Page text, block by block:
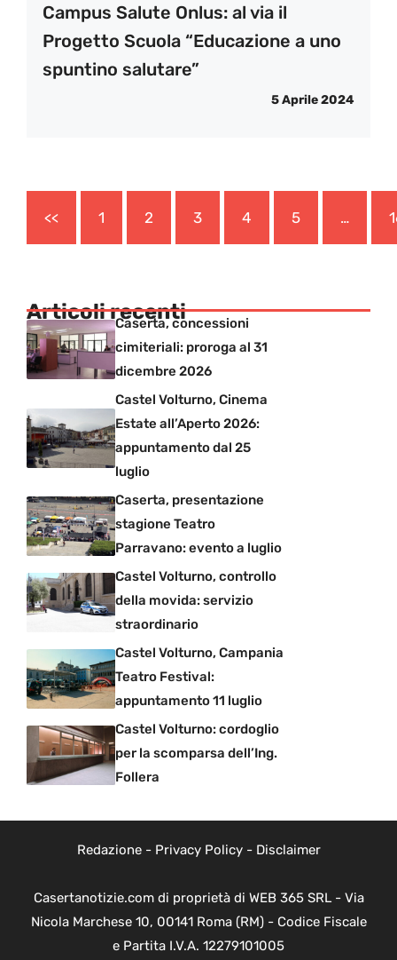
Campus Salute Onlus: al via il
Progetto Scuola “Educazione a uno
spuntino salutare”
5 Aprile 2024
<< 1 2 3 4 5 …
Articoli recenti
Caserta, concessioni
cimiteriali: proroga al 31
dicembre 2026
Castel Volturno, Cinema
Estate all’Aperto 2026:
appuntamento dal 25
luglio
Caserta, presentazione
stagione Teatro
Parravano: evento a luglio
Castel Volturno, controllo
della movida: servizio
straordinario
Castel Volturno, Campania
Teatro Festival:
appuntamento 11 luglio
Castel Volturno: cordoglio
per la scomparsa dell’Ing.
Follera
Redazione- Privacy Policy- Disclaimer
Casertanotizie.com di proprietà di WEB 365 SRL - Via
Nicola Marchese 10, 00141 Roma (RM) - Codice Fiscale
e Partita I.V.A. 12279101005